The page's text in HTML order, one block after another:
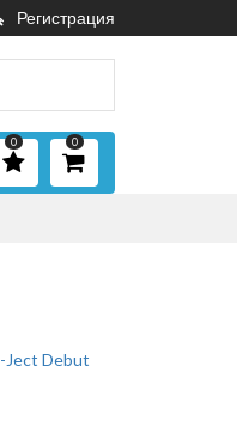
Регистрация
0
0
Ject Debut